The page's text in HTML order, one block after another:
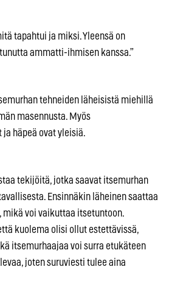
tapahtui ja miksi. Yleensä on
ammatti-ihmisen kanssa.”
tehneiden läheisistä miehillä
masennusta. Myös
häpeä ovat yleisiä.
tekijöitä, jotka saavat itsemurhan
Ensinnäkin läheinen saattaa
mikä voi vaikuttaa itsetuntoon.
kuolema olisi ollut estettävissä,
itsemurhaajaa voi surra etukäteen
joten suruviesti tulee aina